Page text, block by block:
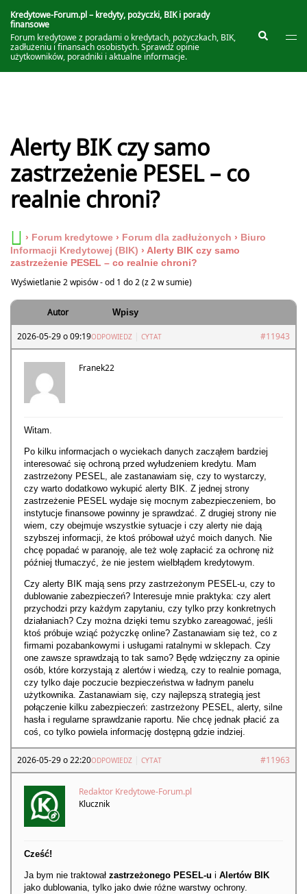
do
treści
Kredytowe-Forum.pl – kredyty, pożyczki, BIK i porady
finansowe
Forum kredytowe z poradami o kredytach, pożyczkach, BIK,
zadłużeniu i finansach osobistych. Sprawdź opinie
użytkowników, poradniki i aktualne informacje.
Szukaj
Alerty BIK czy samo
zastrzeżenie PESEL – co
realnie chroni?
› Forum kredytowe › Forum dla zadłużonych › Biuro
Informacji Kredytowej (BIK) › Alerty BIK czy samo
zastrzeżenie PESEL – co realnie chroni?
Wyświetlanie 2 wpisów - od 1 do 2 (z 2 w sumie)
Autor Wpisy
2026-05-29 o 09:19 #11943
ODPOWIEDZ CYTAT
Franek22
Witam.
Po kilku informacjach o wyciekach danych zacząłem bardziej
interesować się ochroną przed wyłudzeniem kredytu. Mam
zastrzeżony PESEL, ale zastanawiam się, czy to wystarczy,
czy warto dodatkowo wykupić alerty BIK. Z jednej strony
zastrzeżenie PESEL wydaje się mocnym zabezpieczeniem, bo
instytucje finansowe powinny je sprawdzać. Z drugiej strony nie
wiem, czy obejmuje wszystkie sytuacje i czy alerty nie dają
szybszej informacji, że ktoś próbował użyć moich danych. Nie
chcę popadać w paranoję, ale też wolę zapłacić za ochronę niż
później tłumaczyć, że nie jestem wielbłądem kredytowym.
Czy alerty BIK mają sens przy zastrzeżonym PESEL-u, czy to
dublowanie zabezpieczeń? Interesuje mnie praktyka: czy alert
przychodzi przy każdym zapytaniu, czy tylko przy konkretnych
działaniach? Czy można dzięki temu szybko zareagować, jeśli
ktoś próbuje wziąć pożyczkę online? Zastanawiam się też, co z
firmami pozabankowymi i usługami ratalnymi w sklepach. Czy
one zawsze sprawdzają to tak samo? Będę wdzięczny za opinie
osób, które korzystają z alertów i wiedzą, czy to realnie pomaga,
czy tylko daje poczucie bezpieczeństwa w ładnym panelu
użytkownika. Zastanawiam się, czy najlepszą strategią jest
połączenie kilku zabezpieczeń: zastrzeżony PESEL, alerty, silne
hasła i regularne sprawdzanie raportu. Nie chcę jednak płacić za
coś, co tylko powiela informację dostępną gdzie indziej.
2026-05-29 o 22:20 #11963
ODPOWIEDZ CYTAT
Redaktor Kredytowe-Forum.pl
Klucznik
Cześć!
Ja bym nie traktował zastrzeżonego PESEL-u i Alertów BIK
jako dublowania, tylko jako dwie różne warstwy ochrony.